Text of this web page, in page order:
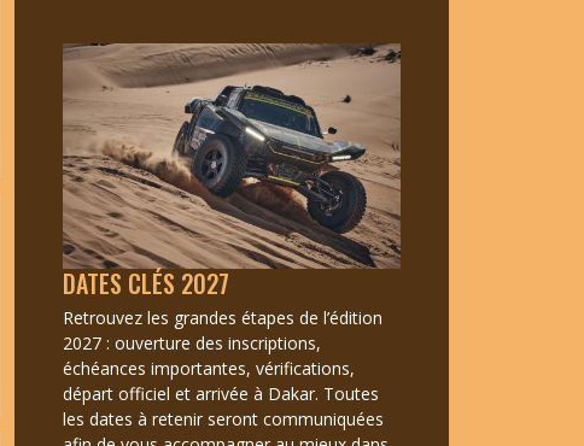
DATES CLÉS 2027
Retrouvez les grandes étapes de l’édition
2027 : ouverture des inscriptions,
échéances importantes, vérifications,
départ officiel et arrivée à Dakar. Toutes
les dates à retenir seront communiquées